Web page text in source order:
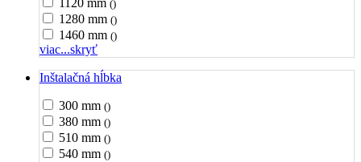
1120 mm ()
1280 mm ()
1460 mm ()
viac...skryť
Inštalačná hĺbka
300 mm ()
380 mm ()
510 mm ()
540 mm ()